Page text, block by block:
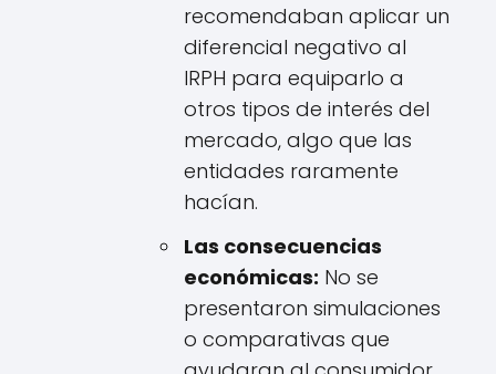
recomendaban aplicar un
diferencial negativo al
IRPH para equiparlo a
otros tipos de interés del
mercado, algo que las
entidades raramente
hacían.
Las consecuencias
económicas: No se
presentaron simulaciones
o comparativas que